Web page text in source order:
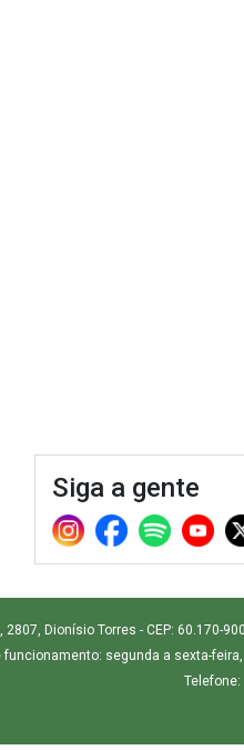
Siga a gente
Dionísio Torres - CEP: 60.170-
funcionamento: segunda a sexta-feira,
Telefone: